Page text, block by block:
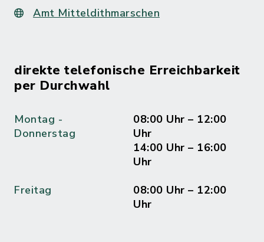
Amt Mitteldithmarschen
direkte telefonische Erreichbarkeit
per Durchwahl
Montag -
Donnerstag
08:00 Uhr – 12:00
Uhr
14:00 Uhr – 16:00
Uhr
Freitag
08:00 Uhr – 12:00
Uhr